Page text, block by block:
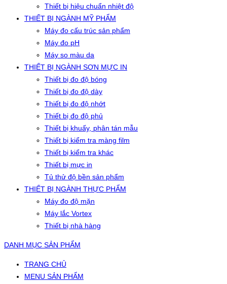
Thiết bị hiệu chuẩn nhiệt độ
THIẾT BỊ NGÀNH MỸ PHẨM
Máy đo cấu trúc sản phẩm
Máy đo pH
Máy so màu da
THIẾT BỊ NGÀNH SƠN MỰC IN
Thiết bị đo độ bóng
Thiết bị đo độ dày
Thiết bị đo độ nhớt
Thiết bị đo độ phủ
Thiết bị khuấy, phân tán mẫu
Thiết bị kiểm tra màng film
Thiết bị kiểm tra khác
Thiết bị mực in
Tủ thử độ bền sản phẩm
THIẾT BỊ NGÀNH THỰC PHẨM
Máy đo độ mặn
Máy lắc Vortex
Thiết bị nhà hàng
DANH MỤC SẢN PHẨM
TRANG CHỦ
MENU SẢN PHẨM